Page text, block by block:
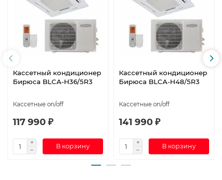
Кассетный кондиционер
Бирюса BLCA-H36/5R3
Кассетные on/off
117 990 ₽
В корзину
Кассетный кондиционер
Бирюса BLCA-H48/5R3
Кассетные on/off
141 990 ₽
В корзину